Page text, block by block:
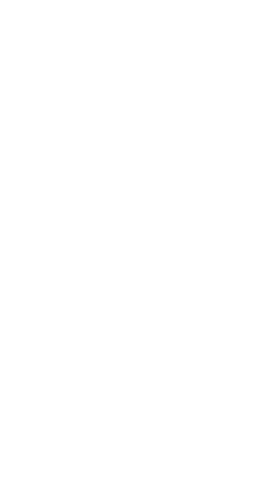
車内
を徹底。安心感と清潔感を感じてい